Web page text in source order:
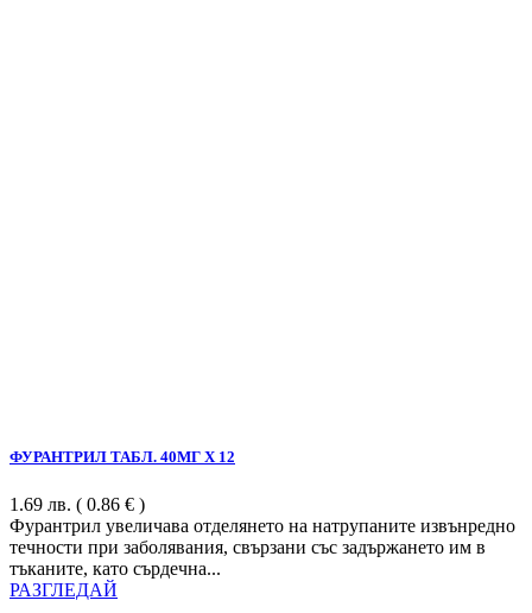
ФУРАНТРИЛ ТАБЛ. 40МГ Х 12
1.69 лв. ( 0.86 € )
Фурантрил увеличава отделянето на натрупаните извънредно
течности при заболявания, свързани със задържането им в
тъканите, като сърдечна...
РАЗГЛЕДАЙ